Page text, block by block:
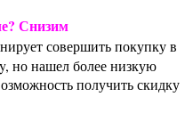
Снизим
совершить покупку в
но нашел более низкую
получить скидку